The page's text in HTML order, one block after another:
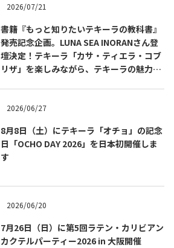
How to Drink Tequila
Cuisines of Mexico
2026/07/21
書籍『もっと知りたいテキーラの教科書』
発売記念企画。LUNA SEA INORANさん登
壇決定！テキーラ「カサ・ティエラ・コブ
リザ」を楽しみながら、テキーラの魅力を
っと知りたいテキーラの教科書』発売記念
2026/06/27
8月8日（土）にテキーラ「オチョ」の記念
日「OCHO DAY 2026」を日本初開催しま
す
2026/06/20
7月26日（日）に第5回ラテン・カリビアン
カクテルパーティー2026 in 大阪開催